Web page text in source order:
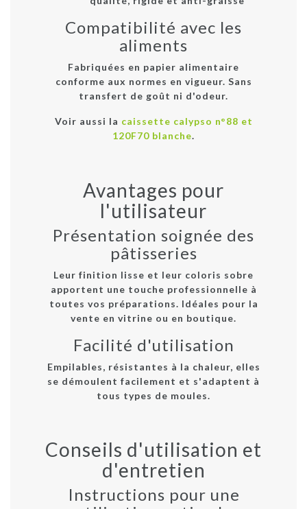
Compatibilité avec les
aliments
Fabriquées en papier alimentaire
conforme aux normes en vigueur. Sans
transfert de goût ni d'odeur.
Voir aussi la caissette calypso n°88 et
120F70 blanche.
Avantages pour
l'utilisateur
Présentation soignée des
pâtisseries
Leur finition lisse et leur coloris sobre
apportent une touche professionnelle à
toutes vos préparations. Idéales pour la
vente en vitrine ou en boutique.
Facilité d'utilisation
Empilables, résistantes à la chaleur, elles
se démoulent facilement et s'adaptent à
tous types de moules.
Conseils d'utilisation et
d'entretien
Instructions pour une